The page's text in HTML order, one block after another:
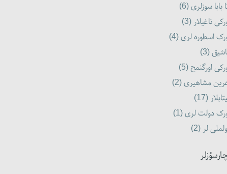
بابا سوزلری (6)
ناغیلار (3)
اسطوره لری (4)
(3)
اورگنمح (5)
مشاهیری (2)
(17)
دولت لری (1)
لر (2)